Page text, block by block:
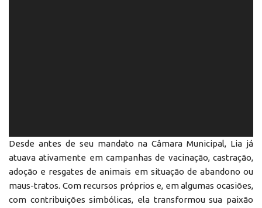
Desde antes de seu mandato na Câmara Municipal, Lia já
atuava ativamente em campanhas de vacinação, castração,
adoção e resgates de animais em situação de abandono ou
maus-tratos. Com recursos próprios e, em algumas ocasiões,
com contribuições simbólicas, ela transformou sua paixão